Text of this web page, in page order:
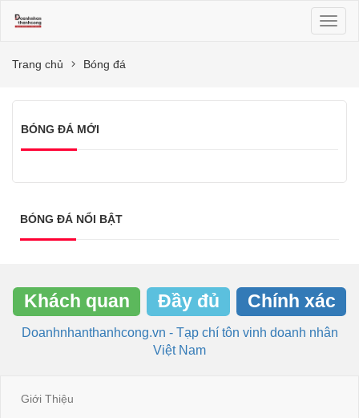
Trang chủ
Bóng đá
BÓNG ĐÁ MỚI
BÓNG ĐÁ NỔI BẬT
Khách quan Đầy đủ Chính xác
Doanhnhanthanhcong.vn - Tạp chí tôn vinh doanh nhân
Việt Nam
Giới Thiệu